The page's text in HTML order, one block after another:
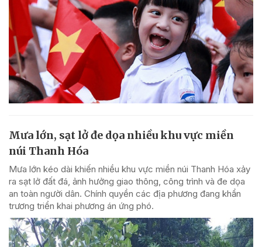
Mưa lớn, sạt lở đe dọa nhiều khu vực miền
núi Thanh Hóa
Mưa lớn kéo dài khiến nhiều khu vực miền núi Thanh Hóa xảy
ra sạt lở đất đá, ảnh hưởng giao thông, công trình và đe dọa
an toàn người dân. Chính quyền các địa phương đang khẩn
trương triển khai phương án ứng phó.